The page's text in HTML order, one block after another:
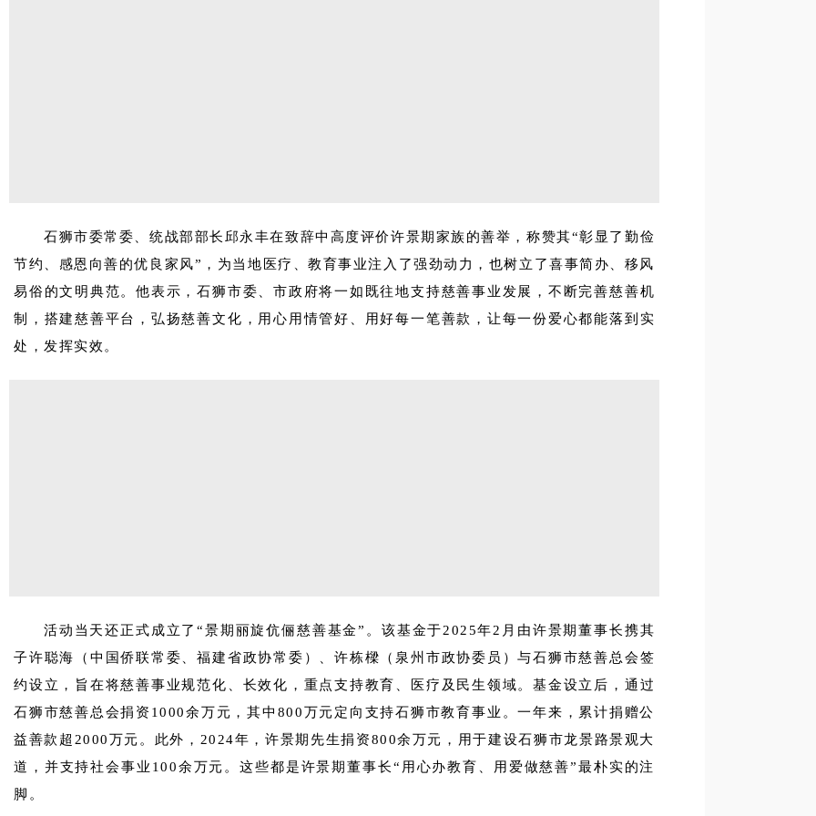
石狮市委常委、统战部部长邱永丰在致辞中高度评价许景期家族的善举，称赞其“彰显了勤俭
节约、感恩向善的优良家风”，为当地医疗、教育事业注入了强劲动力，也树立了喜事简办、移风
易俗的文明典范。他表示，石狮市委、市政府将一如既往地支持慈善事业发展，不断完善慈善机
制，搭建慈善平台，弘扬慈善文化，用心用情管好、用好每一笔善款，让每一份爱心都能落到实
处，发挥实效。
活动当天还正式成立了“景期丽旋伉俪慈善基金”。该基金于2025年2月由许景期董事长携其
子许聪海（中国侨联常委、福建省政协常委）、许栋樑（泉州市政协委员）与石狮市慈善总会签
约设立，旨在将慈善事业规范化、长效化，重点支持教育、医疗及民生领域。基金设立后，通过
石狮市慈善总会捐资1000余万元，其中800万元定向支持石狮市教育事业。一年来，累计捐赠公
益善款超2000万元。此外，2024年，许景期先生捐资800余万元，用于建设石狮市龙景路景观大
道，并支持社会事业100余万元。这些都是许景期董事长“用心办教育、用爱做慈善”最朴实的注
脚。